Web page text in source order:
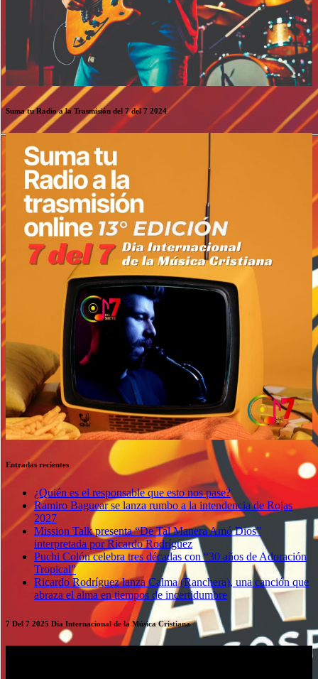
Suma tu Radio a la Trasmisión del 7 del 7 2024
Entradas recientes
¿Quién es el responsable que esto nos pase?
Ramiro Baguear se lanza rumbo a la intendencia de Rojas
2027
Mission Talk presenta “De Tal Manera Amó Dios”
interpretada por Ricardo Rodríguez
Puchi Colón celebra tres décadas con “30 años de Adoración
Tropical”
Ricardo Rodríguez lanza Calma (Ranchera), una canción que
abraza el alma en tiempos de incertidumbre
7 Del 7 2025 Dia Internacional de la Música Cristiana